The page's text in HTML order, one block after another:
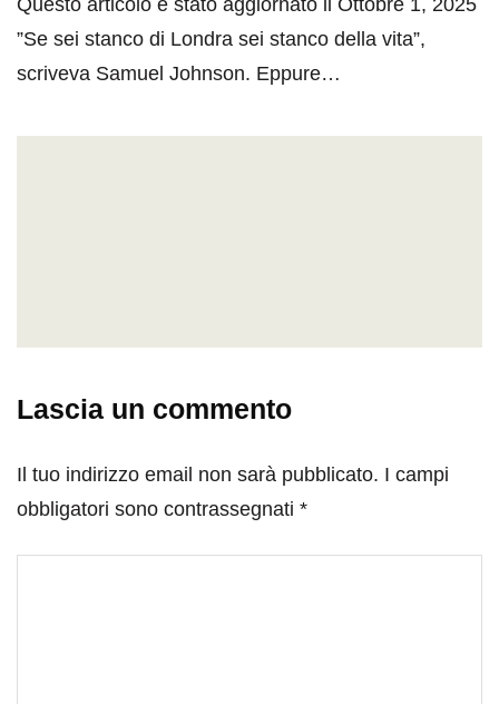
Questo articolo è stato aggiornato il Ottobre 1, 2025
”Se sei stanco di Londra sei stanco della vita”,
scriveva Samuel Johnson. Eppure…
Lascia un commento
Il tuo indirizzo email non sarà pubblicato. I campi
obbligatori sono contrassegnati *